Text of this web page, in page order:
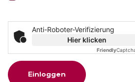
g
g
Anti-Roboter-Verifizierung
Hier klicken
Friendly
Einloggen